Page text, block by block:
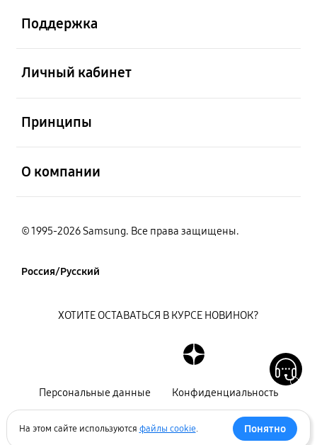
Поддержка
Личный кабинет
Принципы
О компании
© 1995-2026 Samsung. Все права защищены.
Россия/Русский
Персональные данные Конфиденциальность
ХОТИТЕ ОСТАВАТЬСЯ В КУРСЕ НОВИНОК?
На этом сайте используются файлы cookie. Понятно